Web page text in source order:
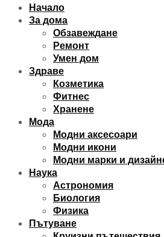
Начало
За дома
Обзавеждане
Ремонт
Умен дом
Здраве
Козметика
Фитнес
Хранене
Мода
Модни аксесоари
Модни икони
Модни марки и
Наука
Астрономия
Биология
Физика
Пътуване